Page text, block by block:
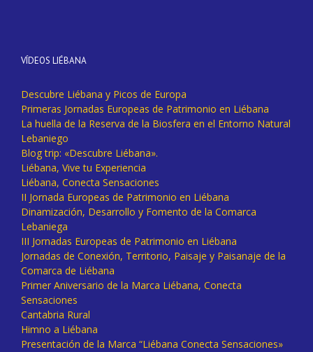
VÍDEOS LIÉBANA
Descubre Liébana y Picos de Europa
Primeras Jornadas Europeas de Patrimonio en Liébana
La huella de la Reserva de la Biosfera en el Entorno Natural
Lebaniego
Blog trip: «Descubre Liébana».
Liébana, Vive tu Experiencia
Liébana, Conecta Sensaciones
II Jornada Europeas de Patrimonio en Liébana
Dinamización, Desarrollo y Fomento de la Comarca
Lebaniega
III Jornadas Europeas de Patrimonio en Liébana
Jornadas de Conexión, Territorio, Paisaje y Paisanaje de la
Comarca de Liébana
Primer Aniversario de la Marca Liébana, Conecta
Sensaciones
Cantabria Rural
Himno a Liébana
Presentación de la Marca “Liébana Conecta Sensaciones»